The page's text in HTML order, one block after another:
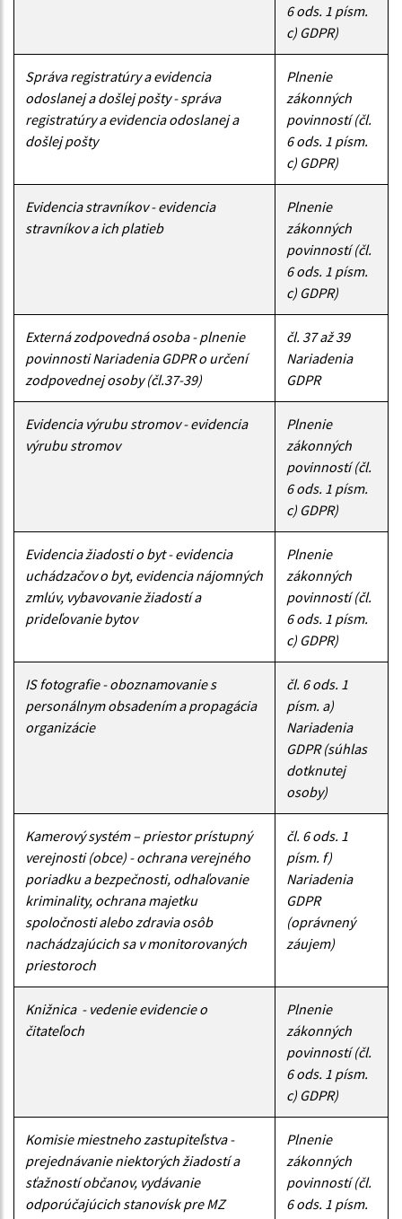
6 ods. 1 písm.
c) GDPR)
Správa registratúry a evidencia
odoslanej a došlej pošty - správa
registratúry a evidencia odoslanej a
došlej pošty
Plnenie
zákonných
povinností (čl.
6 ods. 1 písm.
c) GDPR)
Evidencia stravníkov - evidencia
stravníkov a ich platieb
Plnenie
zákonných
povinností (čl.
6 ods. 1 písm.
c) GDPR)
Externá zodpovedná osoba - plnenie
povinnosti Nariadenia GDPR o určení
zodpovednej osoby (čl.37-39)
čl. 37 až 39
Nariadenia
GDPR
Evidencia výrubu stromov - evidencia
výrubu stromov
Plnenie
zákonných
povinností (čl.
6 ods. 1 písm.
c) GDPR)
Evidencia žiadosti o byt - evidencia
uchádzačov o byt, evidencia nájomných
zmlúv, vybavovanie žiadostí a
prideľovanie bytov
Plnenie
zákonných
povinností (čl.
6 ods. 1 písm.
c) GDPR)
IS fotografie - oboznamovanie s
personálnym obsadením a propagácia
organizácie
čl. 6 ods. 1
písm. a)
Nariadenia
GDPR (súhlas
dotknutej
osoby)
Kamerový systém – priestor prístupný
verejnosti (obce) - ochrana verejného
poriadku a bezpečnosti, odhaľovanie
kriminality, ochrana majetku
spoločnosti alebo zdravia osôb
nachádzajúcich sa v monitorovaných
priestoroch
čl. 6 ods. 1
písm. f)
Nariadenia
GDPR
(oprávnený
záujem)
Knižnica - vedenie evidencie o
čitateľoch
Plnenie
zákonných
povinností (čl.
6 ods. 1 písm.
c) GDPR)
Komisie miestneho zastupiteľstva -
prejednávanie niektorých žiadostí a
sťažností občanov, vydávanie
odporúčajúcich stanovísk pre MZ
Plnenie
zákonných
povinností (čl.
6 ods. 1 písm.